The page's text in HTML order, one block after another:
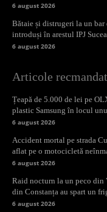
6 august 2026
Bătaie și distrugeri la un
introduși în arestul IPJ
6 august 2026
Articole
Țeapă de 5.000 de lei pe
plastic Samsung în locul
6 august 2026
Accident mortal pe strada
aflat pe o motocicletă
6 august 2026
Raid nocturn la un peco
din Constanța au spart un
6 august 2026